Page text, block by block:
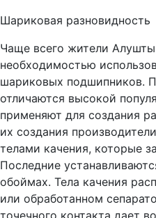
Шариковая разновидность
Чаще всего жители
необходимостью
шариковых подшипников.
отличаются высокой
применяют для создания
их создания
телами качения, которые
Последние
обоймах. Тела качения
или обработанном
точечного контакта дает